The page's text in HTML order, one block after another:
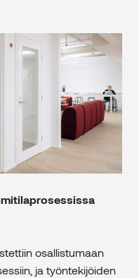
osallistumaan
ja työntekijöiden